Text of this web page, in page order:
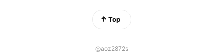
Top
@aoz2872s